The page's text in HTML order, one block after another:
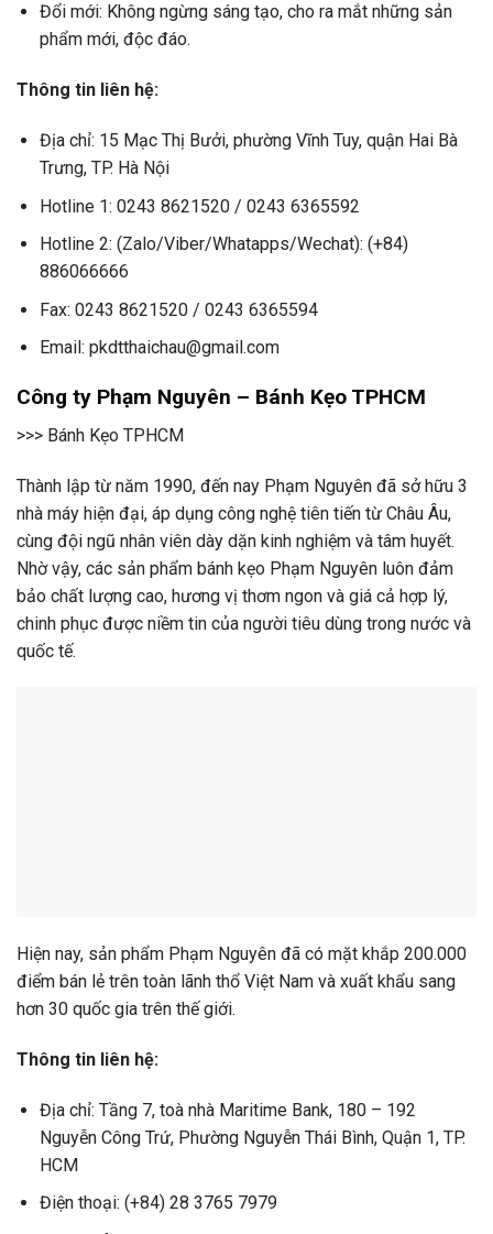
Đổi mới: Không ngừng sáng tạo, cho ra mắt những sản
phẩm mới, độc đáo.
Thông tin liên hệ:
Địa chỉ: 15 Mạc Thị Bưởi, phường Vĩnh Tuy, quận Hai Bà
Trưng, TP. Hà Nội
Hotline 1: 0243 8621520 / 0243 6365592
Hotline 2: (Zalo/Viber/Whatapps/Wechat): (+84)
886066666
Fax: 0243 8621520 / 0243 6365594
Email: pkdtthaichau@gmail.com
Công ty Phạm Nguyên – Bánh Kẹo TPHCM
>>> Bánh Kẹo TPHCM
Thành lập từ năm 1990, đến nay Phạm Nguyên đã sở hữu 3
nhà máy hiện đại, áp dụng công nghệ tiên tiến từ Châu Âu,
cùng đội ngũ nhân viên dày dặn kinh nghiệm và tâm huyết.
Nhờ vậy, các sản phẩm bánh kẹo Phạm Nguyên luôn đảm
bảo chất lượng cao, hương vị thơm ngon và giá cả hợp lý,
chinh phục được niềm tin của người tiêu dùng trong nước và
quốc tế.
Hiện nay, sản phẩm Phạm Nguyên đã có mặt khắp 200.000
điểm bán lẻ trên toàn lãnh thổ Việt Nam và xuất khẩu sang
hơn 30 quốc gia trên thế giới.
Thông tin liên hệ:
Địa chỉ: Tầng 7, toà nhà Maritime Bank, 180 – 192
Nguyễn Công Trứ, Phường Nguyễn Thái Bình, Quận 1, TP.
HCM
Điện thoại: (+84) 28 3765 7979